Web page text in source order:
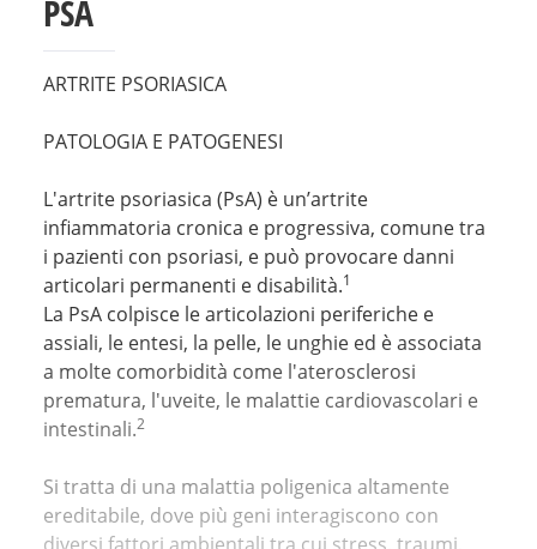
PSA
ARTRITE PSORIASICA
PATOLOGIA E PATOGENESI
L'artrite psoriasica (PsA) è un’artrite
infiammatoria cronica e progressiva, comune tra
i pazienti con psoriasi, e può provocare danni
articolari permanenti e disabilità.1
La PsA colpisce le articolazioni periferiche e
assiali, le entesi, la pelle, le unghie ed è associata
a molte comorbidità come l'aterosclerosi
prematura, l'uveite, le malattie cardiovascolari e
intestinali.2
Si tratta di una malattia poligenica altamente
ereditabile, dove più geni interagiscono con